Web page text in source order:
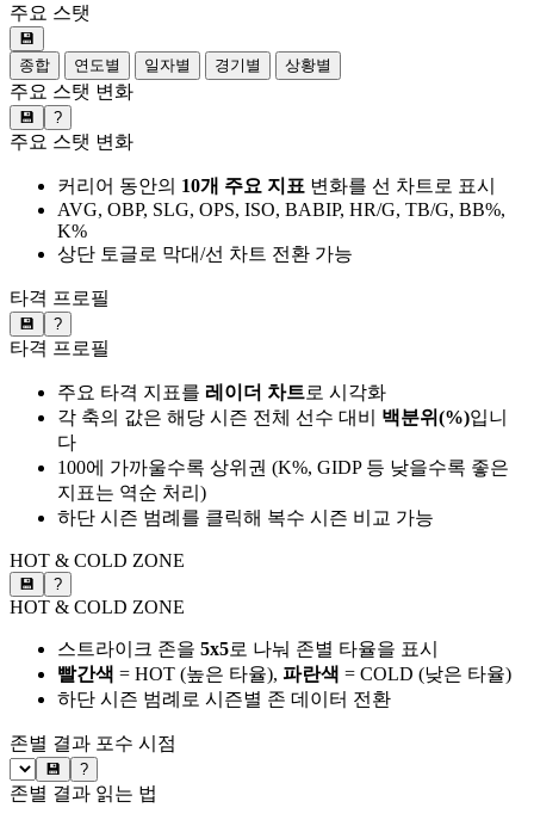
주요 스탯
💾
종합
연도별 일자별 경기별 상황별
주요 스탯 변화
💾 ?
주요 스탯 변화
커리어 동안의 10개 주요 지표 변화를 선 차트로 표시
AVG, OBP, SLG, OPS, ISO, BABIP, HR/G, TB/G, BB%,
K%
상단 토글로 막대/선 차트 전환 가능
타격 프로필
💾 ?
타격 프로필
주요 타격 지표를 레이더 차트로 시각화
각 축의 값은 해당 시즌 전체 선수 대비 백분위(%)입니
다
100에 가까울수록 상위권 (K%, GIDP 등 낮을수록 좋은
지표는 역순 처리)
하단 시즌 범례를 클릭해 복수 시즌 비교 가능
HOT & COLD ZONE
💾 ?
HOT & COLD ZONE
스트라이크 존을 5x5로 나눠 존별 타율을 표시
빨간색 = HOT (높은 타율), 파란색 = COLD (낮은 타율)
하단 시즌 범례로 시즌별 존 데이터 전환
존별 결과 포수 시점
💾 ?
존별 결과 읽는 법